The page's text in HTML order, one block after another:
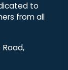
to
from all